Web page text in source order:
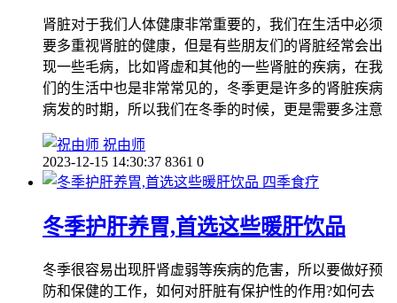
肾脏对于我们人体健康非常重要的，我们在生活中必须
要多重视肾脏的健康，但是有些朋友们的肾脏经常会出
现一些毛病，比如肾虚和其他的一些肾脏的疾病，在我
们的生活中也是非常常见的，冬季更是许多的肾脏疾病
病发的时期，所以我们在冬季的时候，更是需要多注意
祝由师
2023-12-15 14:30:37 8361 0
四季食疗
冬季护肝养胃,首选这些暖肝饮品
冬季很容易出现肝肾虚弱等疾病的危害，所以要做好预
防和保健的工作，如何对肝脏有保护性的作用?如何去